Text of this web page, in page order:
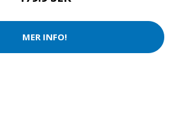
MER INFO!